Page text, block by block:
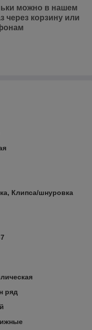
можно в нашем
через корзину или
Клипса/шнуровка
ряд